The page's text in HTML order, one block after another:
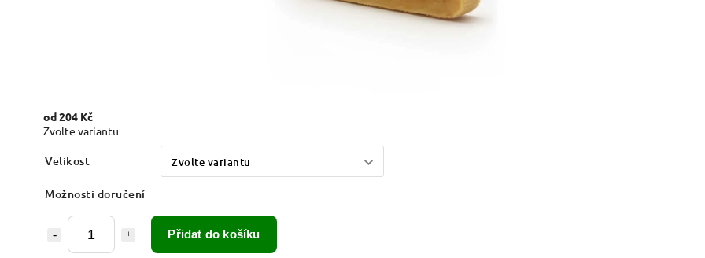
od204 Kč
Zvolte variantu
Velikost
Možnosti doručení
Přidat do košíku